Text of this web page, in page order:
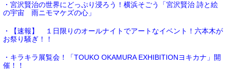
・宮沢賢治の世界にどっぷり浸ろう！横浜そごう「宮沢賢治 詩と絵
の宇宙 雨ニモマケズの心」
・【速報】 １日限りのオールナイトでアートなイベント！六本木が
お祭り騒ぎ！！
・キラキラ展覧会！「TOUKO OKAMURA EXHIBITIONヨキカナ」開
催！！